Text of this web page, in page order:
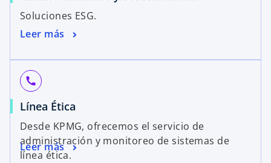
Soluciones ESG.
Leer más
call
Línea Ética
Desde KPMG, ofrecemos el servicio de
administración y monitoreo de sistemas de
línea ética.
Leer más